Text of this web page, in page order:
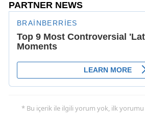
* Bu içerik ile ilgili yorum yok, ilk yorumu